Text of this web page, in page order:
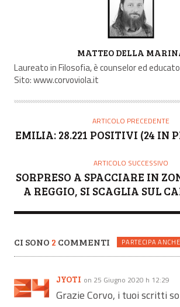
U
T
MATTEO DELLA
Laureato in Filosofia, è counselor ed
Sito: www.corvoviola.it
ARTICOLO PRECEDENTE
EMILIA: 28.221 POSITIVI (24 IN
ARTICOLO SUCCESSIVO
SORPRESO A SPACCIARE IN
A REGGIO, SI SCAGLIA SUL
CI SONO 2 COMMENTI PARTECIPA
JYOTI on 25 Giugno 2020 h 12:29
Grazie Corvo, i tuoi scritti